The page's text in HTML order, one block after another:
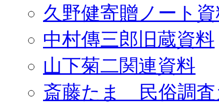
久野健寄贈ノート
中村傳三郎旧蔵資料
山下菊二関連資料
斎藤たま 民俗調査